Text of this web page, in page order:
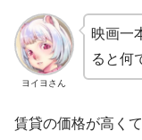
ヨイヨさん
映画一
ると何
賃貸の価格が高く